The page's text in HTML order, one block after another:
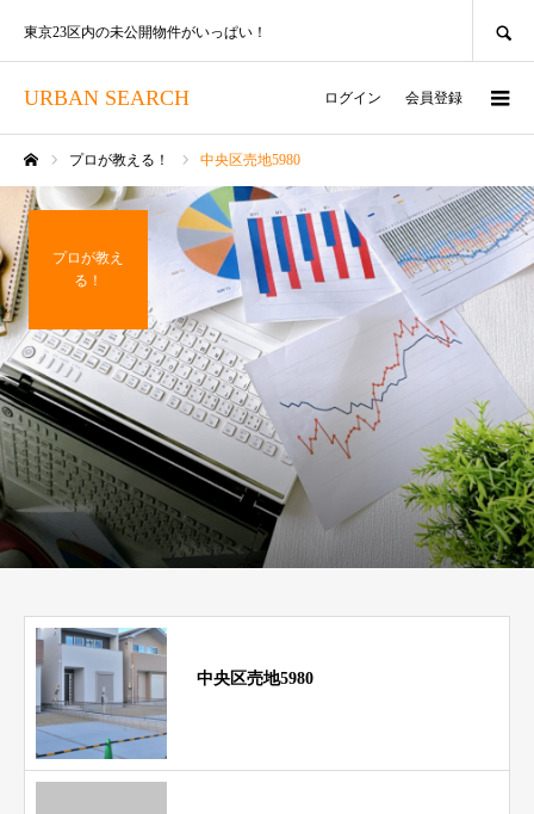
URBAN SEARCH
東京23区内の未公開物件がいっぱい！
ログイン 会員登録
プロが教える！ 中央区売地5980
プロが教え
る！
中央区売地5980